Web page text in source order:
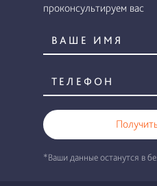
проконсультируем вас
*Ваши данные останутся в